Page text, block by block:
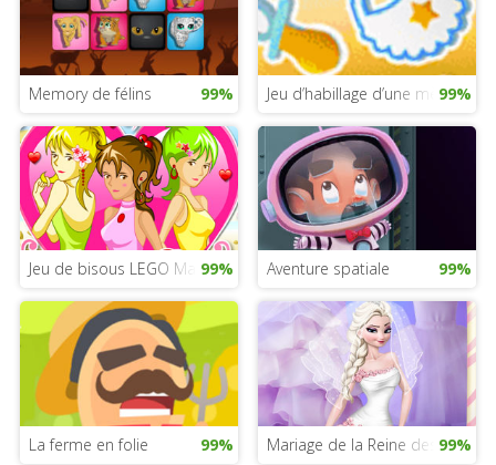
Memory de félins 99% Jeu d’habillage d’une mère
99%
Jeu de bisous LEGO Marvel
99% Aventure spatiale 99%
La ferme en folie 99% Mariage de la Reine des Neiges
99%